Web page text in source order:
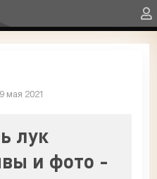
мая 2021
лук
и фото -